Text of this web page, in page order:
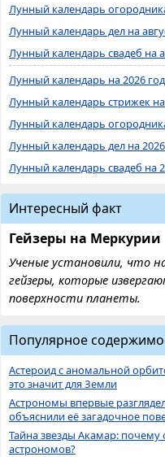
Лунный календарь
Лунный календарь дел на
Лунный календарь свадеб на
Лунный календарь на 2026 год
Лунный календарь стрижек
Лунный календарь
Лунный календарь дел на
Лунный календарь свадеб на
Интересный факт
Гейзеры на Меркурии
Ученые установили, что
гейзеры, которые
поверхности планеты.
Популярное
Астероид с аномальной
это значит для Земли
Астрономы впервые
объяснили её загадочное
Тайна звезды Акамар: почему
астрономов?